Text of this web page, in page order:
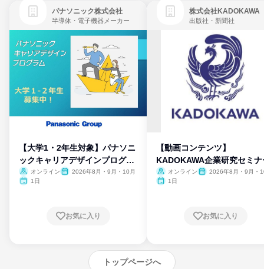
パナソニック株式会社
半導体・電子機器メーカー
【大学1・2年生対象】パナソニ
ックキャリアデザインプログラ
ム
オンライン
2026年8月・9月・10月
1日
お気に入り
株式会社KADOKAWA
出版社・新聞社
【動画コンテンツ】
KADOKAWA企業研究セミナ
オンライン
2026年8月・9月・
1日
お気に入り
トップページへ